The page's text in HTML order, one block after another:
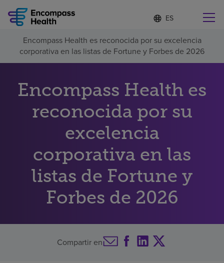
Lista
de
idiomas
contraída
d
o
m
a
l
e
c
c
i
o
a
o
Encuentre una localidad cerca de usted
Por qué debe elegirnos
Pacientes y cuidadores
Recursos de salud
Buscar un centro
Encompass Health es reconocida por su excelencia
corporativa en las listas de Fortune y Forbes de 2026
Encompass Health es
reconocida por su
excelencia
corporativa en las
listas de Fortune y
Forbes de 2026
Compartir en